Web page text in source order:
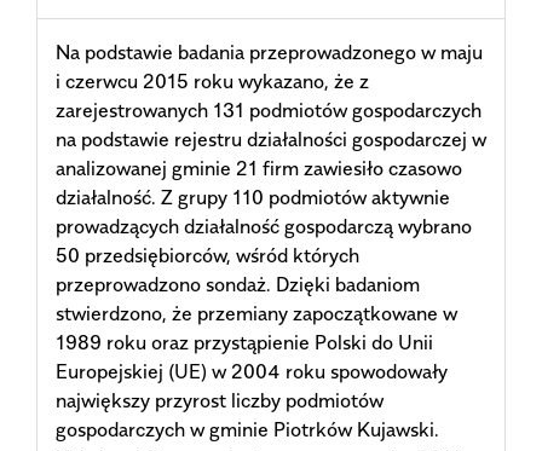
Na podstawie badania przeprowadzonego w maju
i czerwcu 2015 roku wykaza­no, że z
zarejestrowanych 131 podmiotów gospodarczych
na podstawie rejestru działalności gospodarczej w
analizowanej gminie 21 firm zawiesiło czasowo
działalność. Z grupy 110 podmiotów aktywnie
prowadzących działalność gospodarczą wybrano
50 przedsiębiorców, wśród których
przeprowadzono sondaż. Dzięki badaniom
stwierdzono, że przemiany zapo­czątkowane w
1989 roku oraz przystąpienie Polski do Unii
Europejskiej (UE) w 2004 roku spowodowały
największy przyrost liczby podmiotów
gospodarczych w gminie Piotrków Kujawski.